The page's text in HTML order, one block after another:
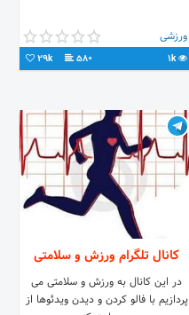
ورزشی
1k
580
29k
کانال تلگرام ورزش و سلامتی
در این کانال به ورزش و سلامتی می
پردازیم با فالو کردن و دیدن ویدئوها از